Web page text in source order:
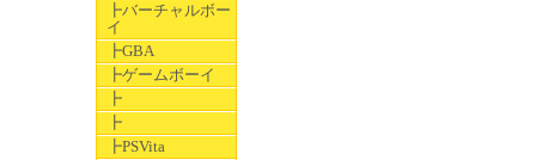
┣バーチャルボー
イ
┣GBA
┣ゲームボーイ
┣
┣
┣PSVita